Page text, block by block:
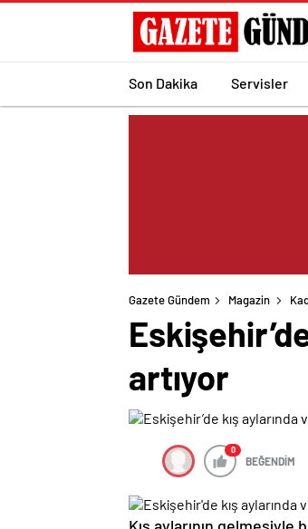
Son Dakika Servisler
Gazete Gündem Magazin
artıyor
0
BEĞENDİM